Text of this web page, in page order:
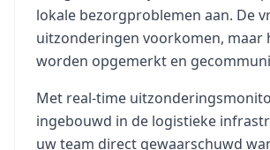
lokale bezorgproblemen aan. De
uitzonderingen voorkomen, maar
worden opgemerkt en
Met real-time
ingebouwd in de logistieke
uw team direct gewaarschuwd